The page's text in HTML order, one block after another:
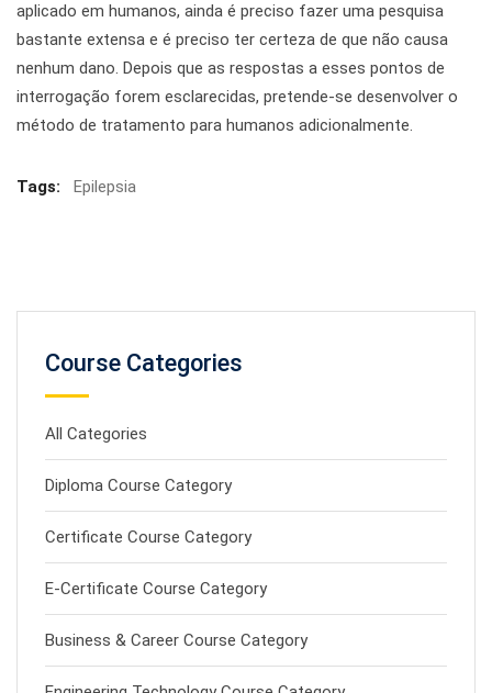
aplicado em humanos, ainda é preciso fazer uma pesquisa
bastante extensa e é preciso ter certeza de que não causa
nenhum dano. Depois que as respostas a esses pontos de
interrogação forem esclarecidas, pretende-se desenvolver o
método de tratamento para humanos adicionalmente.
Tags: Epilepsia
Course Categories
All Categories
Diploma Course Category
Certificate Course Category
E-Certificate Course Category
Business & Career Course Category